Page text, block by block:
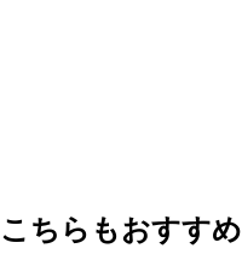
こちらもおすすめ